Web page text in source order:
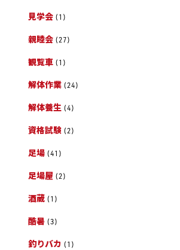
見学会 (1)
親睦会 (27)
観覧車 (1)
解体作業 (24)
解体養生 (4)
資格試験 (2)
足場 (41)
足場屋 (2)
酒蔵 (1)
酷暑 (3)
釣りバカ (1)